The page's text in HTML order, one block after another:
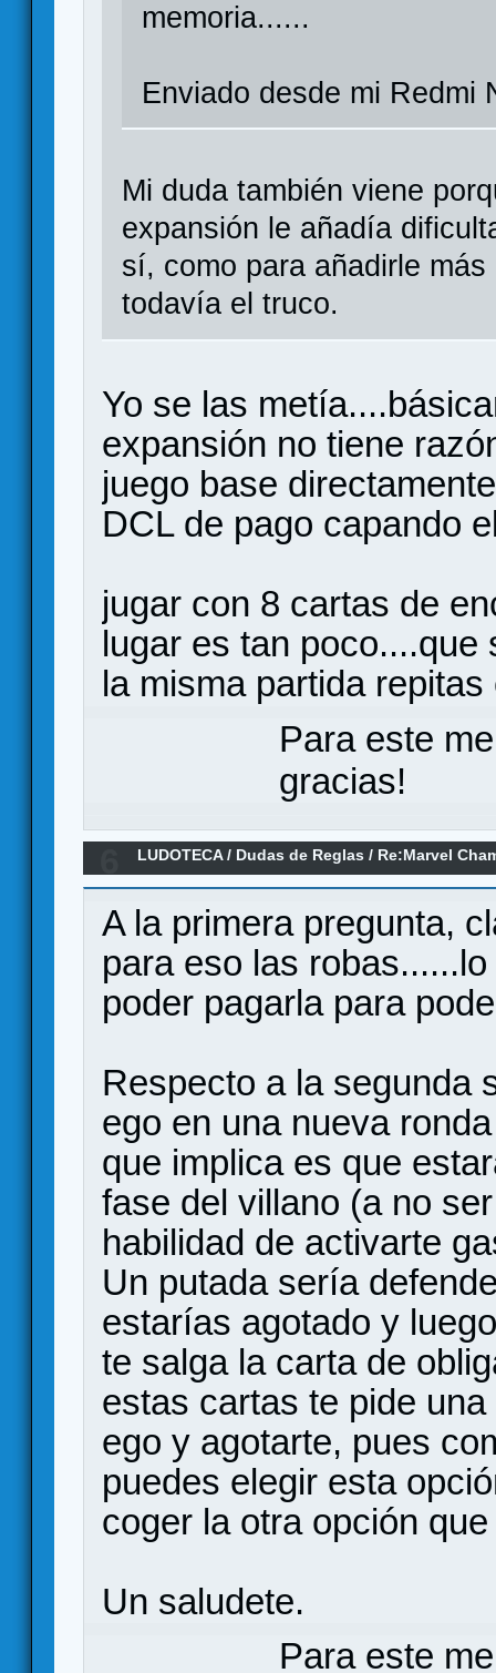
memoria......
Enviado desde mi Redmi
Mi duda también viene
expansión le añadía
sí, como para añadirle
todavía el truco.
Yo se las
expansión no tiene
juego base
DCL de pago capando
jugar con 8 cartas de
lugar es tan
la misma partida
Para este
gracias!
LUDOTECA/ Dudas de Reglas / Re:Marvel
A la primera pregunta,
para eso las
poder pagarla para
Respecto a la segunda
ego en una nueva
que implica es que
fase del villano (a no
habilidad de activarte
Un putada sería
estarías agotado y
te salga la carta de
estas cartas te pide
ego y agotarte, pues
puedes elegir esta
coger la otra opción
Un saludete.
Para este